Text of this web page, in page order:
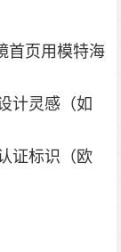
首页用模特海
计灵感（如
证标识（欧